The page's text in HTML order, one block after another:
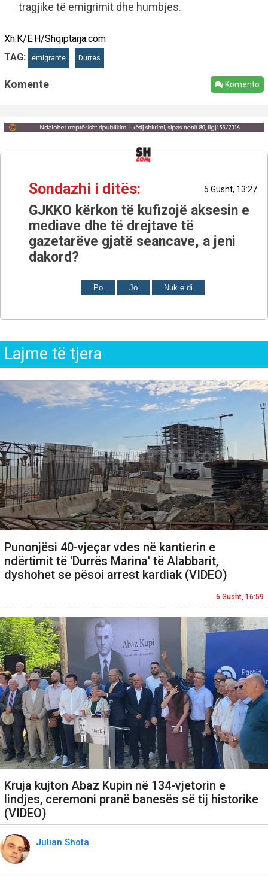
tragjike të emigrimit dhe humbjes.
Xh.K/E.H/Shqiptarja.com
TAG:
emigrante Durres
Komente Komento
Sondazhi i ditës: 5 Gusht, 13:27
GJKKO kërkon të kufizojë aksesin e
mediave dhe të drejtave të
gazetarëve gjatë seancave, a jeni
dakord?
Po Jo Nuk e di
Lajme të tjera
Punonjësi 40-vjeçar vdes në kantierin e
ndërtimit të 'Durrës Marina' të Alabbarit,
dyshohet se pësoi arrest kardiak (VIDEO)
6 Gusht, 16:59
Kruja kujton Abaz Kupin në 134-vjetorin e
lindjes, ceremoni pranë banesës së tij historike
(VIDEO)
Julian Shota